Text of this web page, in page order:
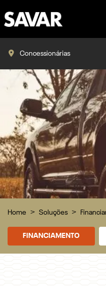
Concessionárias
Home Soluções
FINANCIAMENTO